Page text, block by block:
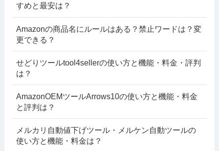
すめと最安は？
Amazonの商品名にルールはある？禁止ワードは？変
更できる？
せどりツールtool4sellerの使い方と機能・料金・評判
は？
AmazonOEMツールArrows10の使い方と機能・料金
と評判は？
メルカリ自動値下げツール・メルケン自動ツールの
使い方と機能・料金は？